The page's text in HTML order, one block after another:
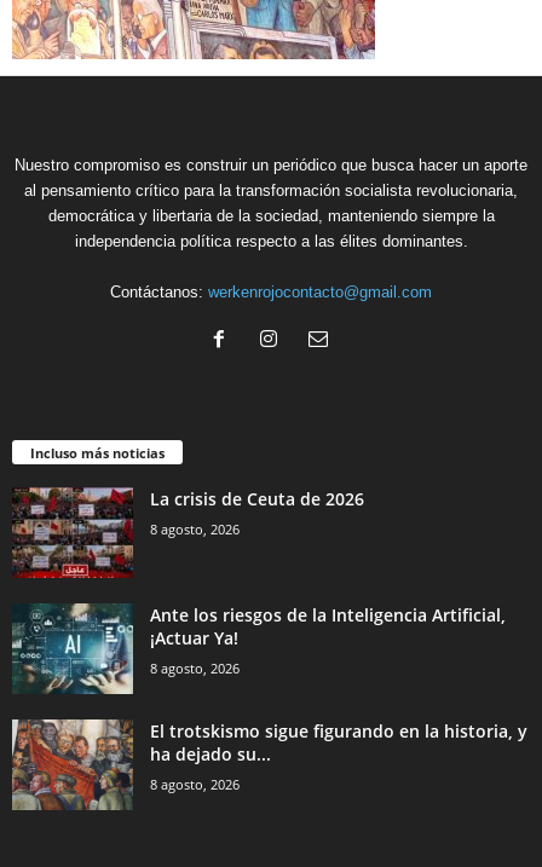
Nuestro compromiso es construir un periódico que busca hacer un aporte
al pensamiento crítico para la transformación socialista revolucionaria,
democrática y libertaria de la sociedad, manteniendo siempre la
independencia política respecto a las élites dominantes.
Contáctanos: werkenrojocontacto@gmail.com
Incluso más noticias
La crisis de Ceuta de 2026
8 agosto, 2026
Ante los riesgos de la Inteligencia Artificial,
¡Actuar Ya!
8 agosto, 2026
El trotskismo sigue figurando en la historia, y
ha dejado su...
8 agosto, 2026